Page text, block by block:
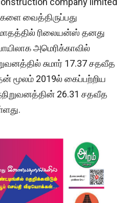
வைத்திருப்பது
மாதத்தில் ரிலையன்ஸ் தனது
அமெரிக்காவில்
சுமார் 17.37 சதவீத
மூலம் 2019ல் கைப்பற்றிய
26.31 சதவீத